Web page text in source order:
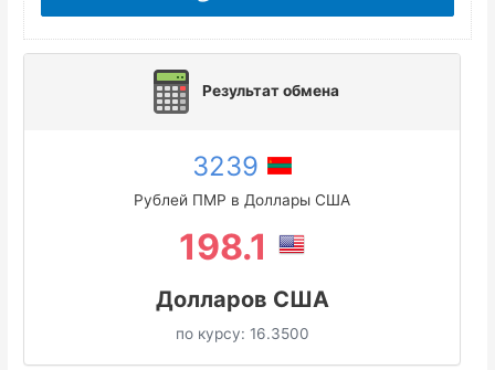
Результат обмена
3239
Рублей ПМР в Доллары США
198.1
Долларов США
по курсу: 16.3500